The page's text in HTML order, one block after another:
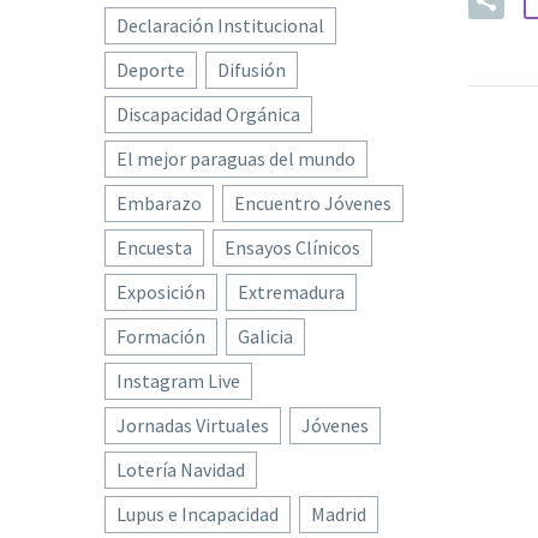
Declaración Institucional
Deporte
Difusión
Discapacidad Orgánica
El mejor paraguas del mundo
Embarazo
Encuentro Jóvenes
Encuesta
Ensayos Clínicos
Exposición
Extremadura
Formación
Galicia
Instagram Live
Jornadas Virtuales
Jóvenes
Lotería Navidad
Lupus e Incapacidad
Madrid